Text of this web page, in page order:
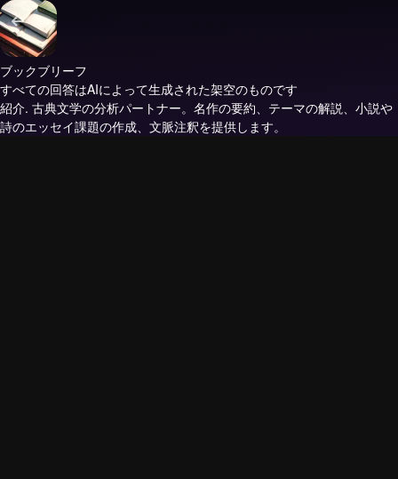
ブックブリーフ
すべての回答はAIによって生成された架空のものです
紹介. 古典文学の分析パートナー。名作の要約、テーマの解説、小説や
詩のエッセイ課題の作成、文脈注釈を提供します。